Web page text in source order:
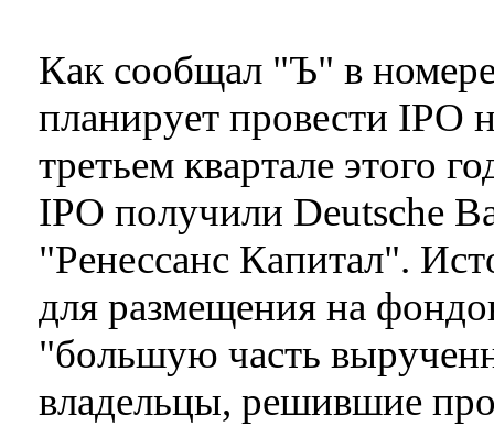
Как сообщал "Ъ" в
планирует провести IPO
третьем квартале этого
IPO получили Deutsche
"Ренессанс Капитал".
для размещения на
"большую часть
владельцы, решившие